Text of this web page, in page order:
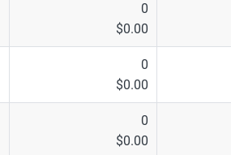
0
$0.00
0
$0.00
0
$0.00